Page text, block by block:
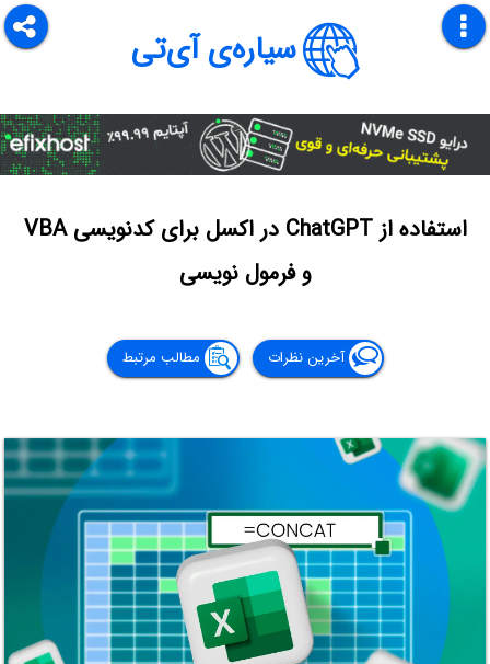
سیاره‌ی آی‌تی
استفاده از ChatGPT در اکسل برای کدنویسی VBA
و فرمول نویسی
آخرین نظرات مطالب مرتبط